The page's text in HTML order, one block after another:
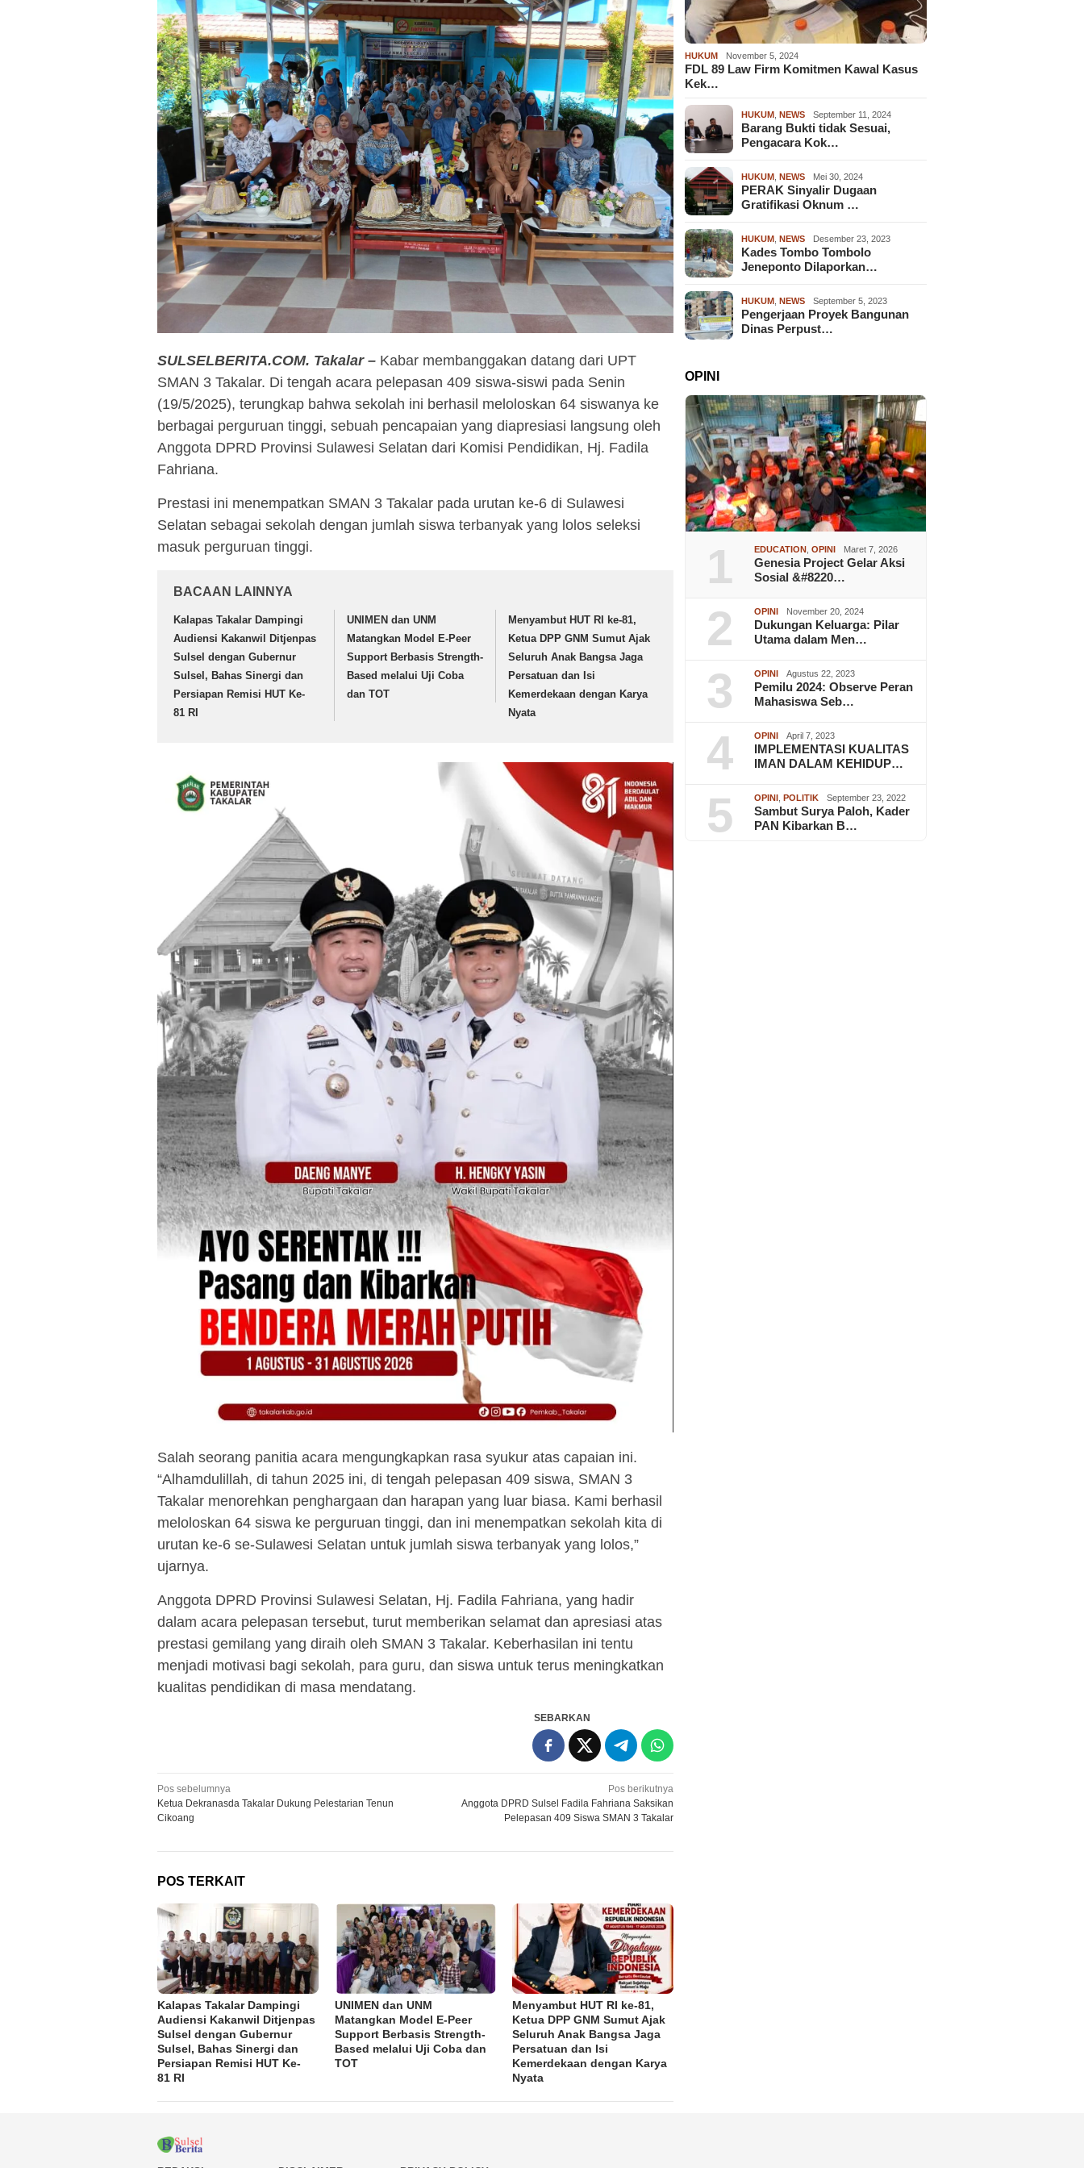
SULSELBERITA.COM. Takalar – Kabar membanggakan datang dari UPT
SMAN 3 Takalar. Di tengah acara pelepasan 409 siswa-siswi pada Senin
(19/5/2025), terungkap bahwa sekolah ini berhasil meloloskan 64 siswanya ke
berbagai perguruan tinggi, sebuah pencapaian yang diapresiasi langsung oleh
Anggota DPRD Provinsi Sulawesi Selatan dari Komisi Pendidikan, Hj. Fadila
Fahriana.
Prestasi ini menempatkan SMAN 3 Takalar pada urutan ke-6 di Sulawesi
Selatan sebagai sekolah dengan jumlah siswa terbanyak yang lolos seleksi
masuk perguruan tinggi.
BACAAN LAINNYA
Kalapas Takalar Dampingi
Audiensi Kakanwil Ditjenpas
Sulsel dengan Gubernur
Sulsel, Bahas Sinergi dan
Persiapan Remisi HUT Ke-
81 RI
UNIMEN dan UNM
Matangkan Model E-Peer
Support Berbasis Strength-
Based melalui Uji Coba
dan TOT
Menyambut HUT RI ke-81,
Ketua DPP GNM Sumut Ajak
Seluruh Anak Bangsa Jaga
Persatuan dan Isi
Kemerdekaan dengan Karya
Nyata
Salah seorang panitia acara mengungkapkan rasa syukur atas capaian ini.
“Alhamdulillah, di tahun 2025 ini, di tengah pelepasan 409 siswa, SMAN 3
Takalar menorehkan penghargaan dan harapan yang luar biasa. Kami berhasil
meloloskan 64 siswa ke perguruan tinggi, dan ini menempatkan sekolah kita di
urutan ke-6 se-Sulawesi Selatan untuk jumlah siswa terbanyak yang lolos,”
ujarnya.
Anggota DPRD Provinsi Sulawesi Selatan, Hj. Fadila Fahriana, yang hadir
dalam acara pelepasan tersebut, turut memberikan selamat dan apresiasi atas
prestasi gemilang yang diraih oleh SMAN 3 Takalar. Keberhasilan ini tentu
menjadi motivasi bagi sekolah, para guru, dan siswa untuk terus meningkatkan
kualitas pendidikan di masa mendatang.
SEBARKAN
Navigasi
pos
Pos sebelumnya
Ketua Dekranasda Takalar Dukung Pelestarian Tenun
Cikoang
Pos berikutnya
Anggota DPRD Sulsel Fadila Fahriana Saksikan
Pelepasan 409 Siswa SMAN 3 Takalar
POS TERKAIT
Kalapas Takalar Dampingi
Audiensi Kakanwil Ditjenpas
Sulsel dengan Gubernur
Sulsel, Bahas Sinergi dan
Persiapan Remisi HUT Ke-
81 RI
UNIMEN dan UNM
Matangkan Model E-Peer
Support Berbasis Strength-
Based melalui Uji Coba dan
TOT
Menyambut HUT RI ke-81,
Ketua DPP GNM Sumut Ajak
Seluruh Anak Bangsa Jaga
Persatuan dan Isi
Kemerdekaan dengan Karya
Nyata
HUKUM November 5, 2024
FDL 89 Law Firm Komitmen Kawal Kasus
Kek…
HUKUM ,NEWS September 11, 2024
Barang Bukti tidak Sesuai,
Pengacara Kok…
HUKUM ,NEWS Mei 30, 2024
PERAK Sinyalir Dugaan
Gratifikasi Oknum …
HUKUM ,NEWS Desember 23, 2023
Kades Tombo Tombolo
Jeneponto Dilaporkan…
HUKUM ,NEWS September 5, 2023
Pengerjaan Proyek Bangunan
Dinas Perpust…
OPINI
1 EDUCATION ,OPINI Maret 7, 2026
Genesia Project Gelar Aksi
Sosial &#8220…
2 OPINI November 20, 2024
Dukungan Keluarga: Pilar
Utama dalam Men…
3 OPINI Agustus 22, 2023
Pemilu 2024: Observe Peran
Mahasiswa Seb…
4 OPINI April 7, 2023
IMPLEMENTASI KUALITAS
IMAN DALAM KEHIDUP…
5 OPINI , POLITIK September 23, 2022
Sambut Surya Paloh, Kader
PAN Kibarkan B…